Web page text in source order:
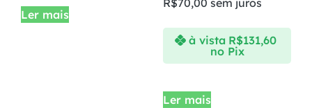
Ler mais
à vista R$131,60
no Pix
Ler mais